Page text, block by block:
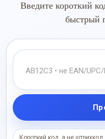
Введите короткий
быстрый
Короткий код, а не штрихкод.